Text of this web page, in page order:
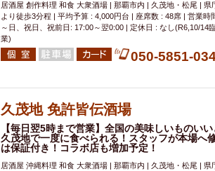
居酒屋 創作料理 和食 大衆酒場 | 那覇市内 | 久茂地・松尾 | 県
より徒歩3分程 | 平均予算 : 4,000円台 | 座席数 : 48席 | 営業時
～日、祝日、祝前日: 17:00～翌0:00 | 定休日 : なし(R6,10/14
業)
050-5851-
久茂地 免許皆伝酒場
【毎日翌5時まで営業】全国の美味しいものい
久茂地で一度に食べられる！スタッフが本場へ
は保証付き！コラボ店も増加予定！
居酒屋 沖縄料理 和食 大衆酒場 | 那覇市内 | 久茂地・松尾 | 県